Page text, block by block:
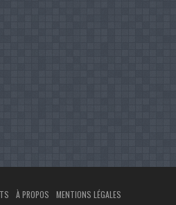
À PROPOS
MENTIONS LÉGALES